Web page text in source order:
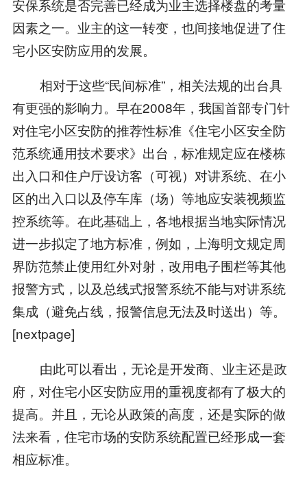
安保系统是否完善已经成为业主选择楼盘的考量
因素之一。业主的这一转变，也间接地促进了住
宅小区安防应用的发展。
相对于这些“民间标准”，相关法规的出台具
有更强的影响力。早在2008年，我国首部专门针
对住宅小区安防的推荐性标准《住宅小区安全防
范系统通用技术要求》出台，标准规定应在楼栋
出入口和住户厅设访客（可视）对讲系统、在小
区的出入口以及停车库（场）等地应安装视频监
控系统等。在此基础上，各地根据当地实际情况
进一步拟定了地方标准，例如，上海明文规定周
界防范禁止使用红外对射，改用电子围栏等其他
报警方式，以及总线式报警系统不能与对讲系统
集成（避免占线，报警信息无法及时送出）等。
[nextpage]
由此可以看出，无论是开发商、业主还是政
府，对住宅小区安防应用的重视度都有了极大的
提高。并且，无论从政策的高度，还是实际的做
法来看，住宅市场的安防系统配置已经形成一套
相应标准。